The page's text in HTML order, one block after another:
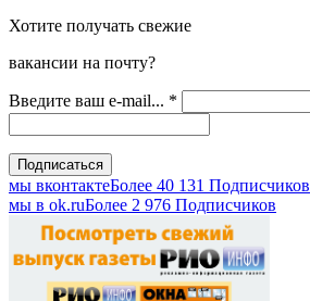
Хотите получать свежие
вакансии на почту?
Введите ваш e-mail... *
мы вконтактеБолее 40 131 Подписчиков
мы в оk.ruБолее 2 976 Подписчиков